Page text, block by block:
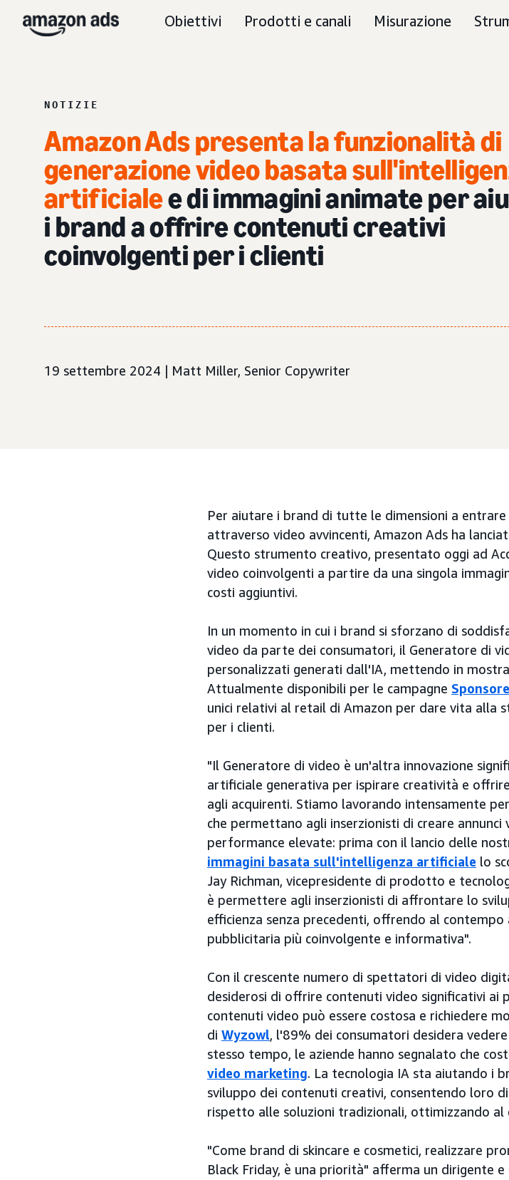
Obiettivi Prodotti e canali Misurazione
NOTIZIE
Amazon Ads presenta la funzionalità di
generazione video basata
artificialee di immagini animate per
i brand a offrire contenuti creativi
coinvolgenti per i clienti
19 settembre 2024 | Matt Miller, Senior Copywriter
Per aiutare i brand di tutte le dimensioni a
attraverso video avvincenti, Amazon Ads ha
Questo strumento creativo, presentato oggi ad
video coinvolgenti a partire da una singola
costi aggiuntivi.
In un momento in cui i brand si sforzano di
video da parte dei consumatori, il Generatore di
personalizzati generati dall'IA, mettendo in
Attualmente disponibili per le campagne
unici relativi al retail di Amazon per dare vita alla
per i clienti.
"Il Generatore di video è un'altra innovazione
artificiale generativa per ispirare creatività e
agli acquirenti. Stiamo lavorando intensamente
che permettano agli inserzionisti di creare
performance elevate: prima con il lancio delle
immagini basata sull'intelligenza artificiale lo
Jay Richman, vicepresidente di prodotto e
è permettere agli inserzionisti di affrontare lo
efficienza senza precedenti, offrendo al contempo
pubblicitaria più coinvolgente e informativa".
Con il crescente numero di spettatori di video
desiderosi di offrire contenuti video significativi ai
contenuti video può essere costosa e richiedere
di Wyzowl, l'89% dei consumatori desidera
stesso tempo, le aziende hanno segnalato che
video marketing. La tecnologia IA sta aiutando i
sviluppo dei contenuti creativi, consentendo loro
rispetto alle soluzioni tradizionali, ottimizzando
"Come brand di skincare e cosmetici, realizzare
Black Friday, è una priorità" afferma un dirigente